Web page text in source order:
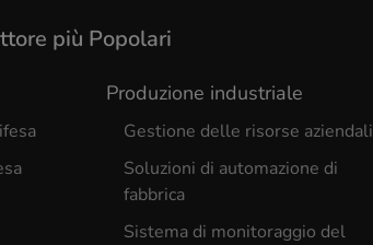
più Popolari
Produzione industriale
Gestione delle risorse aziendali
Soluzioni di automazione di
fabbrica
Sistema di monitoraggio del